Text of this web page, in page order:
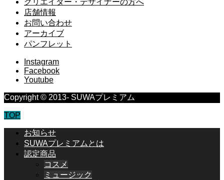
店舗情報
お問い合わせ
アーカイブ
パンフレット
Instagram
Facebook
Youtube
Copyright © 2013- SUWAプレミアム
TOP
お知らせ
SUWAプレミアムとは
認定商品
コスメ
ミュージック